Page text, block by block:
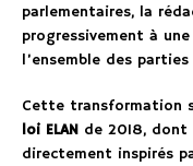
parlementaires, la
progressivement à
l’ensemble des
Cette transformation
loi ELAN de 2018,
directement inspirés